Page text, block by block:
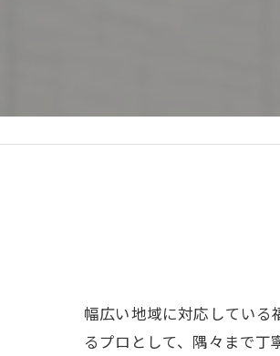
幅広い地域に対応してい
るプロとして、隅々まで